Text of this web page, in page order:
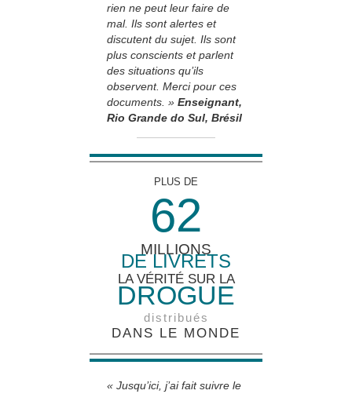
rien ne peut leur faire de
mal. Ils sont alertes et
discutent du sujet. Ils sont
plus conscients et parlent
des situations qu’ils
observent. Merci pour ces
documents. » ­Enseignant,
Rio Grande do Sul, Brésil
PLUS DE
62
MILLIONS
DE LIVRETS
LA VÉRITÉ SUR LA
DROGUE
distribués
DANS LE MONDE
« Jusqu’ici, j’ai fait suivre le